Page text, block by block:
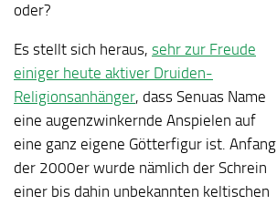
oder?
Es stellt sich heraus, sehr zur Freude
einiger heute aktiver Druiden-
Religionsanhänger, dass Senuas Name
eine augenzwinkernde Anspielen auf
eine ganz eigene Götterfigur ist. Anfang
der 2000er wurde nämlich der Schrein
einer bis dahin unbekannten keltischen